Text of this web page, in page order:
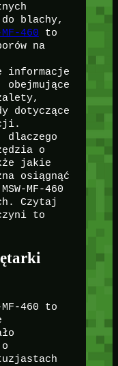
blachy,
MF-460 to
na
informacje
dotyczące
dlaczego
o
jakie
osiągnąć
MF-460
Czytaj
to
460 to